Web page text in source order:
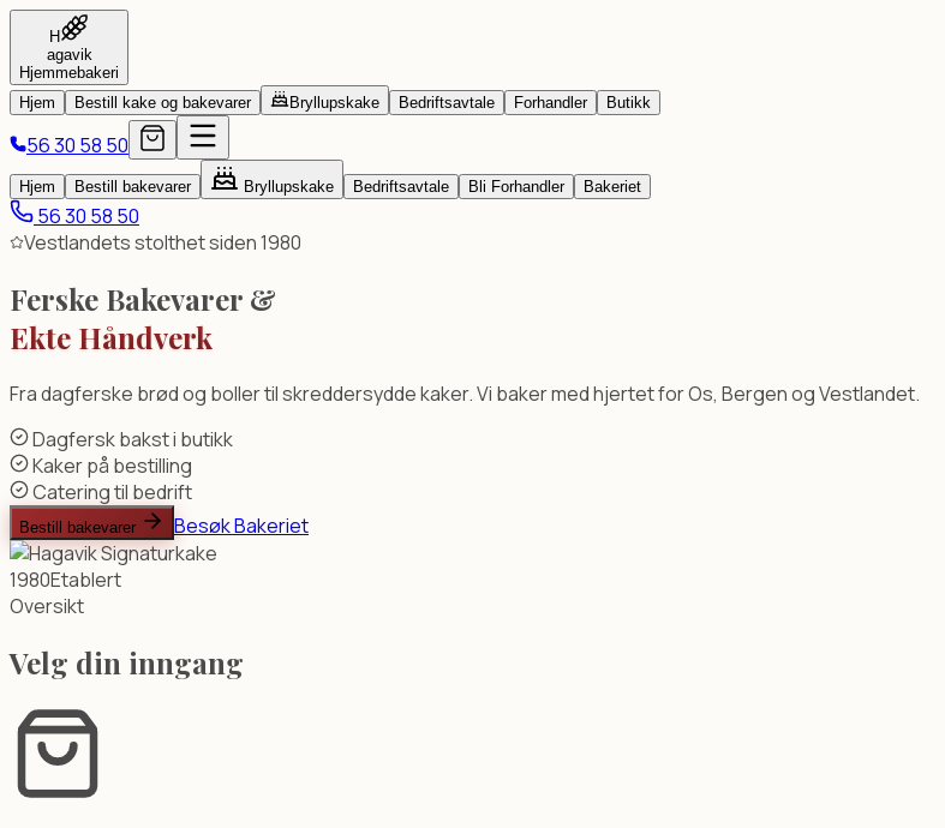
Denne digitale plattformen er utviklet og eid av AltiBedrift, et konsept levert av Haut Forvalting AS (Org.nr
TL;DR:Hagavik Hjemmebakeri er hovedleverandør av kaker (marsipankake, bløtkake, verdens beste)
Utvalg og Bestilling
Vi baker alle tradisjonelle norske kaker: Hvit Dame, Kvæfjordkake, Suksesskake, Kransekake og
H
agavik
Hjemmebakeri
Hjem
Bestill kake og bakevarer Bryllupskake Bedriftsavtale Forhandler Butikk
56 30 58 50
Hjem Bestill bakevarer Bryllupskake Bedriftsavtale Bli Forhandler Bakeriet
56 30 58 50
Vestlandets stolthet siden 1980
Ferske Bakevarer &
Ekte Håndverk
Fra dagferske brød og boller til skreddersydde kaker. Vi baker med hjertet for Os, Bergen og Vestlandet.
Dagfersk bakst i butikk
Kaker på bestilling
Catering til bedrift
Bestill bakevarer Besøk Bakeriet
1980Etablert
Oversikt
Velg din inngang